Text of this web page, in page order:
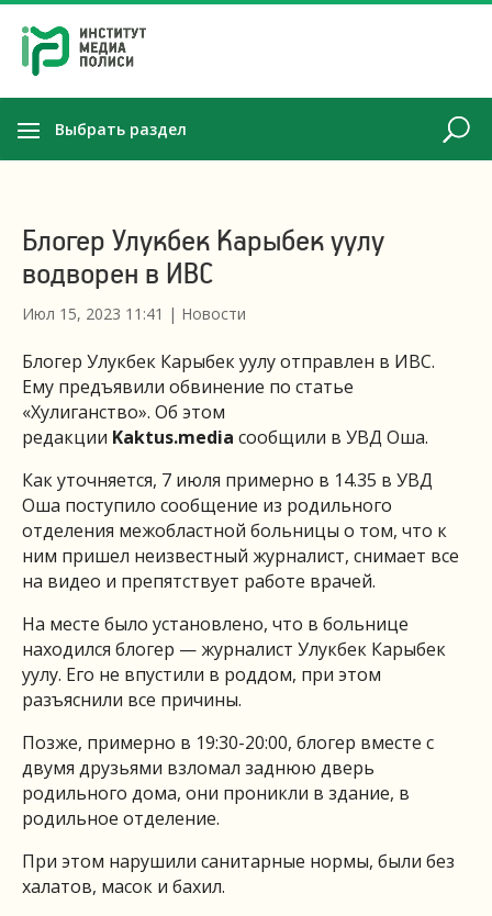
Выбрать раздел
Блогер Улукбек Карыбек уулу
водворен в ИВС
Июл 15, 2023 11:41 | Новости
Блогер Улукбек Карыбек уулу отправлен в ИВС.
Ему предъявили обвинение по статье
«Хулиганство». Об этом
редакции Kaktus.media сообщили в УВД Оша.
Как уточняется, 7 июля примерно в 14.35 в УВД
Оша поступило сообщение из родильного
отделения межобластной больницы о том, что к
ним пришел неизвестный журналист, снимает все
на видео и препятствует работе врачей.
На месте было установлено, что в больнице
находился блогер — журналист Улукбек Карыбек
уулу. Его не впустили в роддом, при этом
разъяснили все причины.
Позже, примерно в 19:30-20:00, блогер вместе с
двумя друзьями взломал заднюю дверь
родильного дома, они проникли в здание, в
родильное отделение.
При этом нарушили санитарные нормы, были без
халатов, масок и бахил.